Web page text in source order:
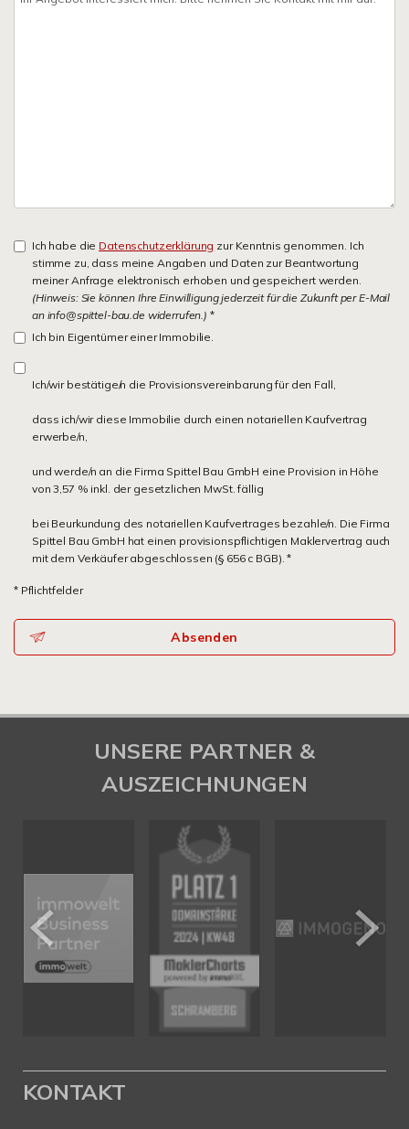
Ich habe die Datenschutzerklärung zur Kenntnis genommen. Ich
stimme zu, dass meine Angaben und Daten zur Beantwortung
meiner Anfrage elektronisch erhoben und gespeichert werden.
(Hinweis: Sie können Ihre Einwilligung jederzeit für die Zukunft per E-Mail
an info@spittel-bau.de widerrufen.) *
Ich bin Eigentümer einer Immobilie.
Ich/wir bestätige/n die Provisionsvereinbarung für den Fall,
dass ich/wir diese Immobilie durch einen notariellen Kaufvertrag
erwerbe/n,
und werde/n an die Firma Spittel Bau GmbH eine Provision in Höhe
von 3,57 % inkl. der gesetzlichen MwSt. fällig
bei Beurkundung des notariellen Kaufvertrages bezahle/n. Die Firma
Spittel Bau GmbH hat einen provisionspflichtigen Maklervertrag auch
mit dem Verkäufer abgeschlossen (§ 656 c BGB). *
* Pflichtfelder
Absenden
UNSERE PARTNER &
AUSZEICHNUNGEN
KONTAKT